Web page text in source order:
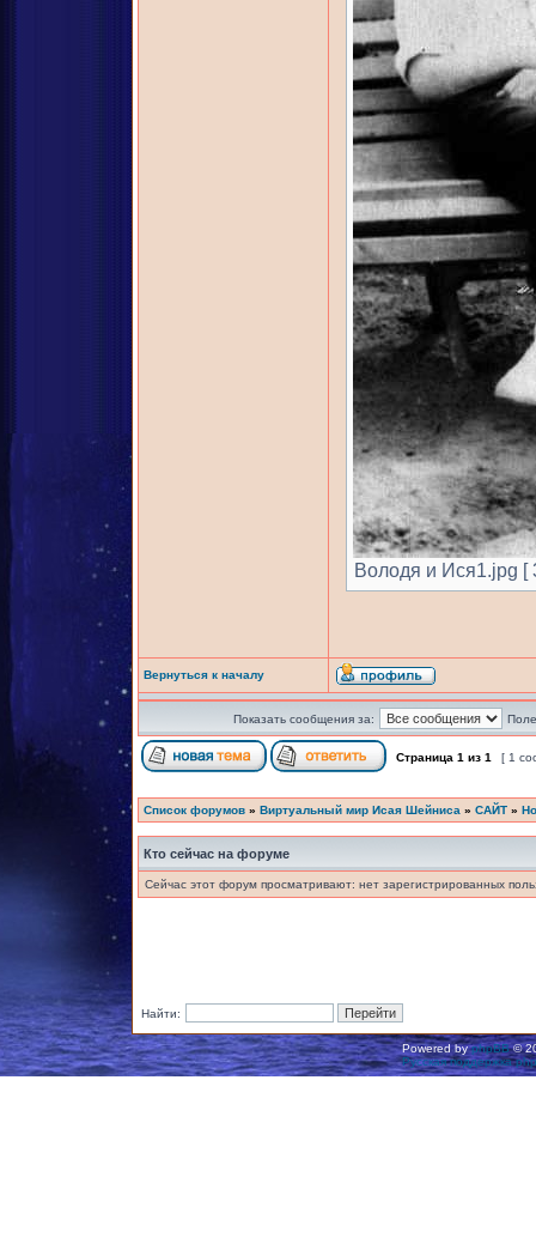
Володя и Ися1.jpg [
Вернуться к началу
Показать сообщения за:
Страница 1 из 1 [ 1
Список форумов » Виртуальный мир Исая Шейниса » САЙТ »
Кто сейчас на форуме
Сейчас этот форум просматривают: нет зарегистрированных
Найти:
Powered byphpBB©
Русская поддержка